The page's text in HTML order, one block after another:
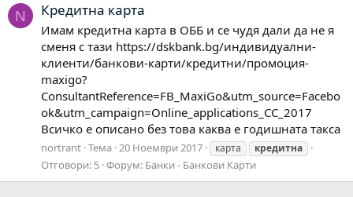
N Кредитна карта
Имам кредитна карта в ОББ и се чудя дали да не я
сменя с тази https://dskbank.bg/индивидуални-
клиенти/банкови-карти/кредитни/промоция-
maxigo?
ConsultantReference=FB_MaxiGo&utm_source=Facebo
ok&utm_campaign=Online_applications_CC_2017
Всичко е описано без това каква е годишната такса
nortrant Тема 20 Ноември 2017 карта кредитна
Отговори: 5 Форум: Банки - Банкови Карти